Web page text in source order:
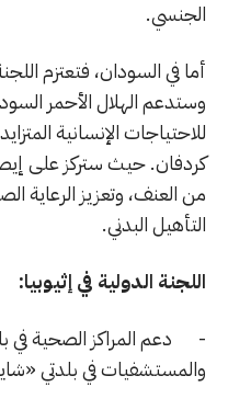
الجنسي.
أما في السودان، فتعتزم
وستدعم الهلال الأحمر
للاحتياجات الإنسانية
كردفان. حيث ستركز على
من العنف، وتعزيز الرعاية
التأهيل البدني.
اللجنة
- دعم المراكز الصحية في
والمستشفيات في بلدتي